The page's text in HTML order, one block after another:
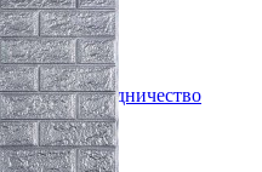
Сотрудничество